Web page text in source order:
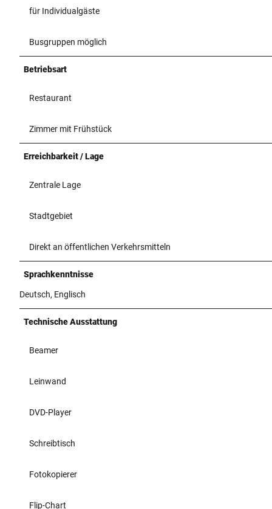
für Individualgäste
Busgruppen möglich
Betriebsart
Restaurant
Zimmer mit Frühstück
Erreichbarkeit / Lage
Zentrale Lage
Stadtgebiet
Direkt an öffentlichen Verkehrsmitteln
Sprachkenntnisse
Deutsch, Englisch
Technische Ausstattung
Beamer
Leinwand
DVD-Player
Schreibtisch
Fotokopierer
Flip-Chart